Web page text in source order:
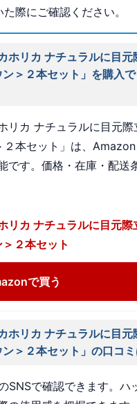
際にご確認ください。
リカ ナチュラルに目元
＞２本セット」を購入
リカ ナチュラルに目元際
本セット」は、
です。価格・在庫・配送
カ ナチュラルに目元際
２本セット
で買う
リカ ナチュラルに目元
＞２本セット」の口コミ
で確認できます。ハ